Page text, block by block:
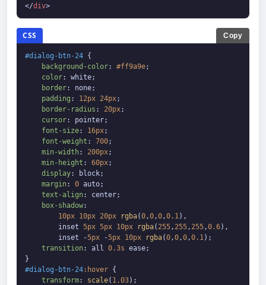
</div>
CSS Copy
#dialog-btn-24 {
background-color: #ff9a9e;
color: white;
border: none;
padding : 12px 24px;
border-radius : 20px;
cursor: pointer;
font-size: 16px;
font-weight : 700;
min-width: 200px;
min-height : 60px;
display: block;
margin: 0 auto;
text-align: center;
box-shadow:
10px 10px 20px rgba(0,0,0,0.1),
        inset
5px 5px 10px rgba( 255, 255, 255,0.6),
        inset -
5px -5px 10px rgba(0,0,0,0.1);
transition: all 0.3s ease;
#dialog-btn-24:hover {
transform: scale( 1.03);